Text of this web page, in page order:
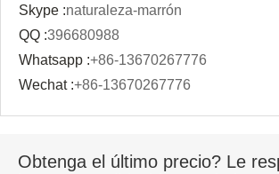
Skype :naturaleza-marrón
QQ :396680988
Whatsapp :+86-13670267776
Wechat :+86-13670267776
Obtenga el último precio? Le